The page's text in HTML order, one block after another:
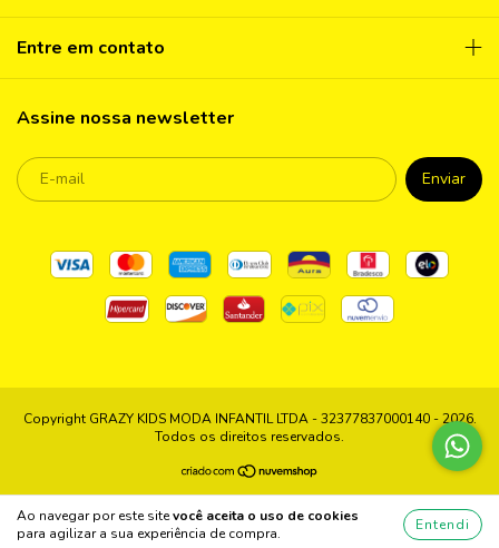
Ao navegar por este sitevocê aceita o uso de cookies
para agilizar a sua experiência de compra.
Entendi
Entre em contato
Assine nossa newsletter
Copyright GRAZY KIDS MODA INFANTIL LTDA - 32377837000140 - 2026.
Todos os direitos reservados.